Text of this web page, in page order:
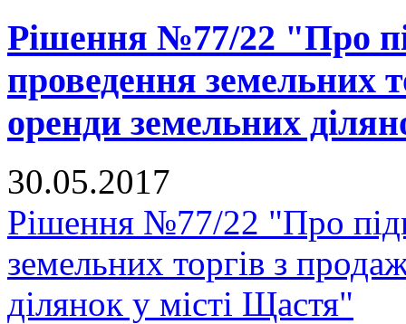
Рішення №77/22 "Про
проведення земельних
оренди земельних
30.05.2017
Рішення №77/22 "Про
земельних торгів з
ділянок у місті Щастя"